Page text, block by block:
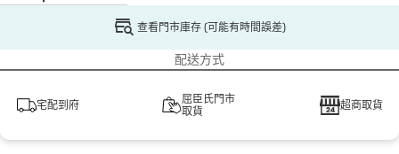
查看門市庫存 (可能有時間誤差)
配送方式
宅配到府
屈臣氏門市
取貨
超商取貨